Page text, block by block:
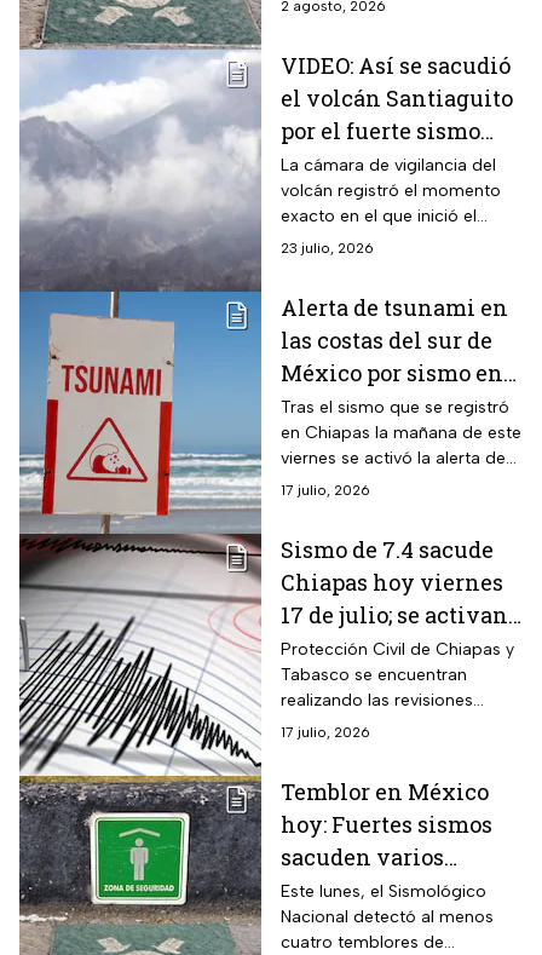
2 agosto, 2026
VIDEO: Así se sacudió
el volcán Santiaguito
por el fuerte sismo
registrado en
Guatemala
La cámara de vigilancia del
volcán registró el momento
exacto en el que inició el
movimiento telúrico
23 julio, 2026
Alerta de tsunami en
las costas del sur de
México por sismo en
Chiapas
Tras el sismo que se registró
en Chiapas la mañana de este
viernes se activó la alerta de
tsunami debido a variaciones
atenta.
17 julio, 2026
Sismo de 7.4 sacude
Chiapas hoy viernes
17 de julio; se activan
protocolos
Protección Civil de Chiapas y
Tabasco se encuentran
realizando las revisiones
pertinentes para descartar
17 julio, 2026
Temblor en México
hoy: Fuertes sismos
sacuden varios
estados este 13 de julio
Este lunes, el Sismológico
Nacional detectó al menos
cuatro temblores de